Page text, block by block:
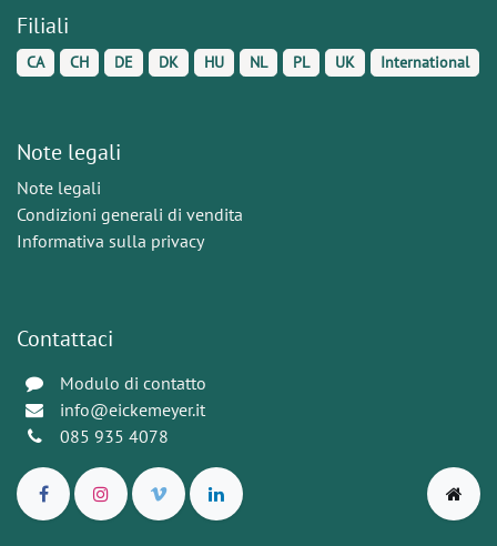
Filiali
CA CH DE DK HU NL PL UK International
Note legali
Note legali
Condizioni generali di vendita
Informativa sulla privacy
Contattaci
Modulo di contatto
info@eickemeyer.it
085 935 4078